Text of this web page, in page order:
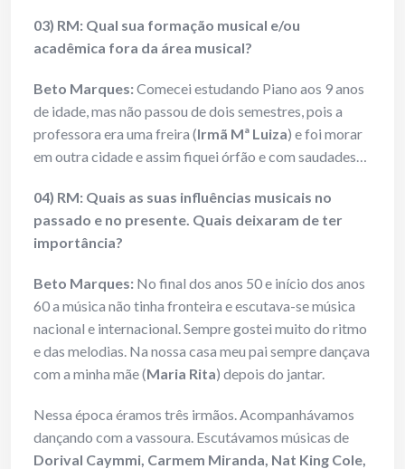
03) RM: Qual sua formação musical e/ou
acadêmica fora da área musical?
Beto Marques:Comecei estudando Piano aos 9 anos
de idade, mas não passou de dois semestres, pois a
professora era uma freira (Irmã Mª Luiza) e foi morar
em outra cidade e assim fiquei órfão e com saudades…
04) RM: Quais as suas influências musicais no
passado e no presente. Quais deixaram de ter
importância?
Beto Marques: No final dos anos 50 e início dos anos
60 a música não tinha fronteira e escutava-se música
nacional e internacional. Sempre gostei muito do ritmo
e das melodias. Na nossa casa meu pai sempre dançava
com a minha mãe (Maria Rita) depois do jantar.
Nessa época éramos três irmãos. Acompanhávamos
dançando com a vassoura. Escutávamos músicas de
Dorival Caymmi, Carmem Miranda, Nat King Cole,